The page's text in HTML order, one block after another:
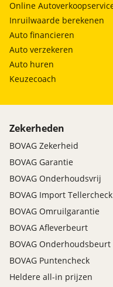
(12 maanden);
Afleverbeurt; Nieuwe
Online
Inruilwaarde berekenen
Auto financieren
Auto verzekeren
Auto huren
Keuzecoach
Zekerheden
BOVAG Zekerheid
BOVAG Garantie
BOVAG Onderhoudsvrij
BOVAG Import Tellercheck
BOVAG Omruilgarantie
BOVAG Afleverbeurt
BOVAG Onderhoudsbeurt
BOVAG Puntencheck
Heldere all-in prijzen